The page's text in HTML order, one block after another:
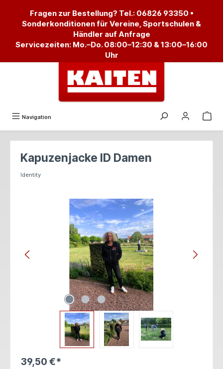
Fragen zur Bestellung? Tel.: 06826 93350 •
Sonderkonditionen für Vereine, Sportschulen &
Händler auf Anfrage
Servicezeiten: Mo.–Do. 08:00–12:30 & 13:00–16:00
Uhr
Navigation
Kapuzenjacke ID Damen
Identity
Bildergalerie überspringen
39,50 €*